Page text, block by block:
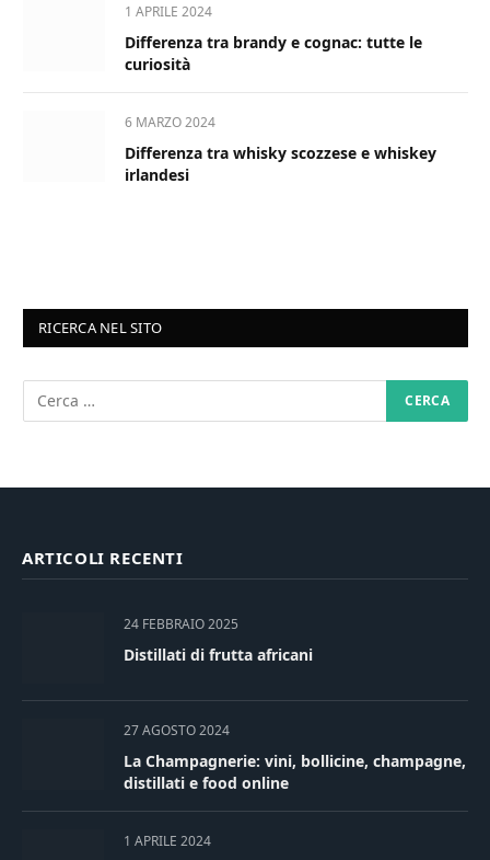
1 APRILE 2024
Differenza tra brandy e cognac: tutte le
curiosità
6 MARZO 2024
Differenza tra whisky scozzese e whiskey
irlandesi
RICERCA NEL SITO
ARTICOLI RECENTI
24 FEBBRAIO 2025
Distillati di frutta africani
27 AGOSTO 2024
La Champagnerie: vini, bollicine, champagne,
distillati e food online
1 APRILE 2024